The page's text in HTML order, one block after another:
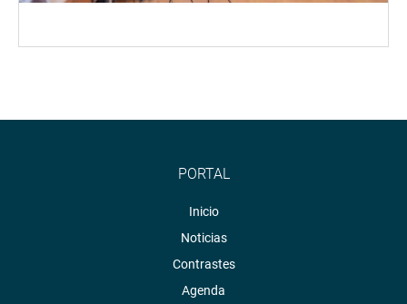
PORTAL
Inicio
Noticias
Contrastes
Agenda